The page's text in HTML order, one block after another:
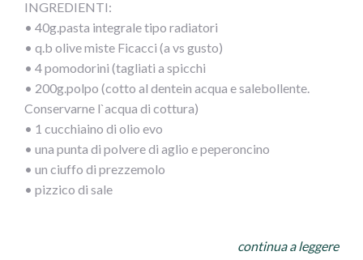
INGREDIENTI:
• 40g.pasta integrale tipo radiatori
• q.b olive miste Ficacci (a vs gusto)
• 4 pomodorini (tagliati a spicchi
• 200g.polpo (cotto al dentein acqua e salebollente.
Conservarne l`acqua di cottura)
• 1 cucchiaino di olio evo
• una punta di polvere di aglio e peperoncino
• un ciuffo di prezzemolo
• pizzico di sale
Dopo aver cotto il polpo tagliarlo a pezzetti piccoli e
continua a leggere